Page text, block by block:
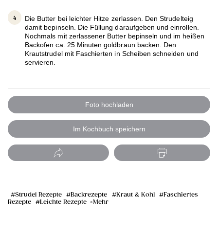
Die Butter bei leichter Hitze zerlassen. Den Strudelteig
damit bepinseln. Die Füllung daraufgeben und einrollen.
Nochmals mit zerlassener Butter bepinseln und im heißen
Backofen ca. 25 Minuten goldbraun backen. Den
Krautstrudel mit Faschierten in Scheiben schneiden und
servieren.
Foto hochladen
Im Kochbuch speichern
Strudel Rezepte Backrezepte Kraut & Kohl
Faschiertes
Rezepte
Leichte Rezepte Mehr